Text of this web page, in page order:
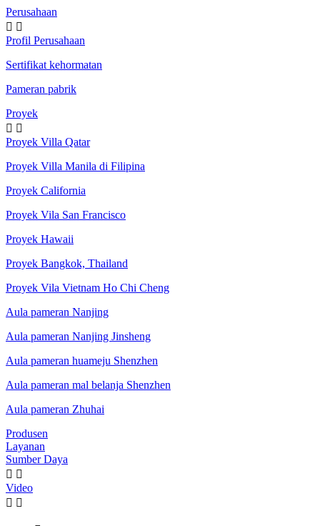
Perusahaan
 
Profil Perusahaan
Sertifikat kehormatan
Pameran pabrik
Proyek
 
Proyek Villa Qatar
Proyek Villa Manila di Filipina
Proyek California
Proyek Vila San Francisco
Proyek Hawaii
Proyek Bangkok, Thailand
Proyek Vila Vietnam Ho Chi Cheng
Aula pameran Nanjing
Aula pameran Nanjing Jinsheng
Aula pameran huameju Shenzhen
Aula pameran mal belanja Shenzhen
Aula pameran Zhuhai
Produsen
Layanan
Sumber Daya
 
Video
 